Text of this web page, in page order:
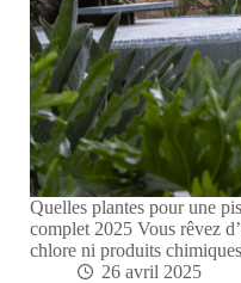
Quelles plantes pour une
complet 2025 Vous rêvez
chlore ni produits
26 avril 2025